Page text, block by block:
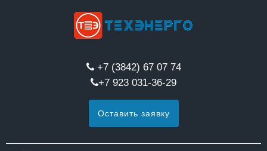
+7 (3842) 67 07 74
+7 923 031-36-29
Оставить заявку